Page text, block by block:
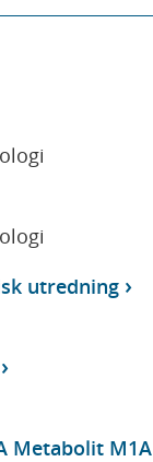
utredning
Metabolit M1A